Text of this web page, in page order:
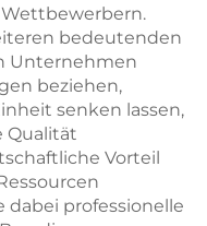
bedeutenden
Unternehmen
beziehen,
senken lassen,
Qualität
Vorteil
dabei professionelle